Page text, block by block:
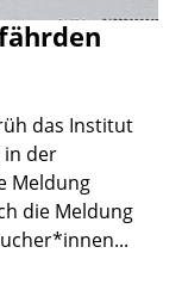
das Institut
in der
Meldung
die Meldung